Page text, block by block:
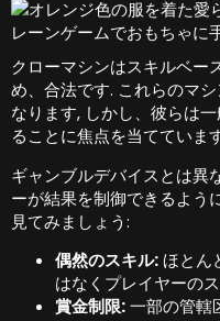
クローマシンはスキルベー
め、合法です. これらのマ
なります, しかし、彼らは
ることに焦点を当てています
ギャンブルデバイスとは異
ーが結果を制御できるよう
見てみましょう:
偶然のスキル:ほとん
はなくプレイヤーの
賞金制限:一部の管轄